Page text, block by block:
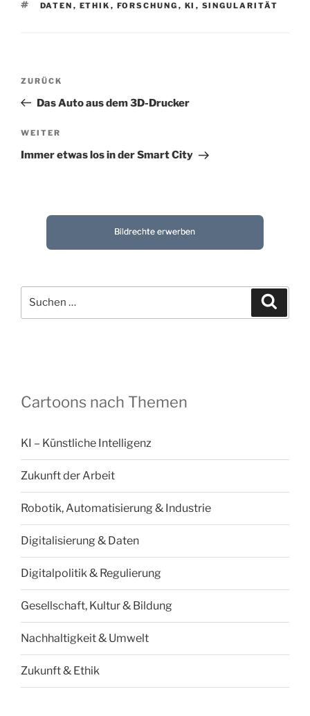
SCHLAGWÖRTER
DATEN , ETHIK , FORSCHUNG , KI , SINGULARITÄT
Beitragsnavigation
Vorheriger
Beitrag
ZURÜCK
Das Auto aus dem 3D-Drucker
Nächster
Beitrag
WEITER
Immer etwas los in der Smart City
Bildrechte erwerben
nach:
Cartoons nach Themen
KI – Künstliche Intelligenz
Zukunft der Arbeit
Robotik, Automatisierung & Industrie
Digitalisierung & Daten
Digitalpolitik & Regulierung
Gesellschaft, Kultur & Bildung
Nachhaltigkeit & Umwelt
Zukunft & Ethik